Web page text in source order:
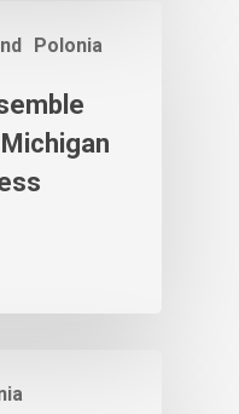
Polonia